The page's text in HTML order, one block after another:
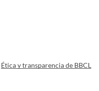
Ética y transparencia de BBCL